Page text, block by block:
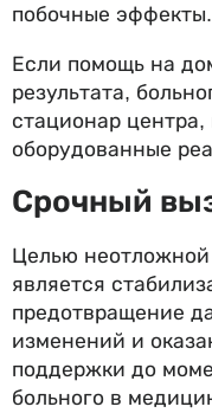
побочные эффекты.
Если помощь на
результата,
стационар
оборудованные
Срочный
Целью
является
предотвращение
изменений и
поддержки до
больного в